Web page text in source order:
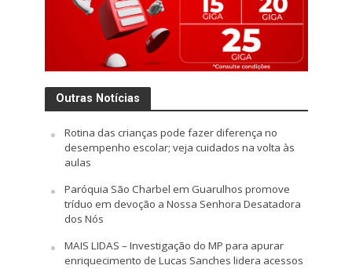
Outras Notícias
Rotina das crianças pode fazer diferença no
desempenho escolar; veja cuidados na volta às
aulas
Paróquia São Charbel em Guarulhos promove
tríduo em devoção a Nossa Senhora Desatadora
dos Nós
MAIS LIDAS – Investigação do MP para apurar
enriquecimento de Lucas Sanches lidera acessos